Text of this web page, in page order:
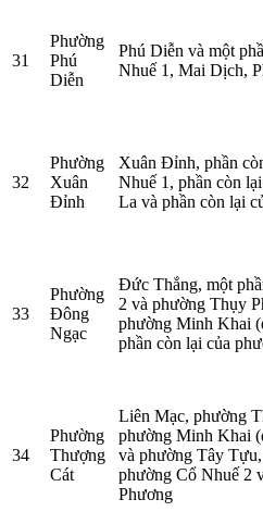
31
Phường
Phú
Diễn
Phú Diễn và một
Nhuế 1, Mai Dịch,
32
Phường
Xuân
Đỉnh
Xuân Đỉnh, phần
Nhuế 1, phần còn
La và phần còn lại
33
Phường
Đông
Ngạc
Đức Thắng, một
2 và phường Thụy
phường Minh Khai
phần còn lại của
34
Phường
Thượng
Cát
Liên Mạc, phường
phường Minh Khai
và phường Tây
phường Cổ Nhuế 2
Phương